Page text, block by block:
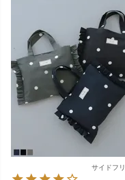
サイドフ